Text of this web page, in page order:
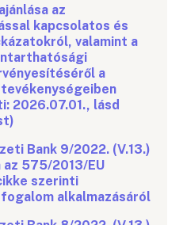
az
kapcsolatos és
valamint a
a
2026.07.01., lásd
Bank 9/2022. (V.13.)
az 575/2013/EU
szerinti
alkalmazásáról